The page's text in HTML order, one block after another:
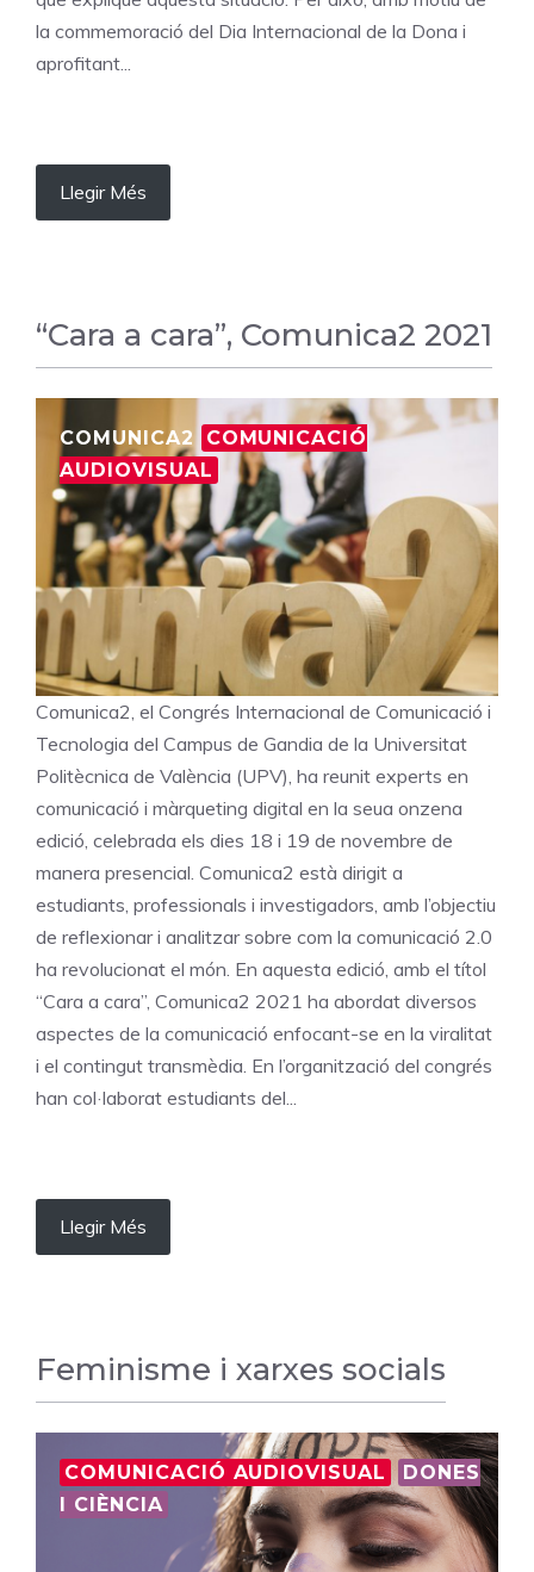
la commemoració del Dia Internacional de la Dona i
aprofitant...
Llegir Més
“Cara a cara”, Comunica2 2021
COMUNICA2
COMUNICACIÓ
AUDIOVISUAL
Comunica2, el Congrés Internacional de Comunicació i
Tecnologia del Campus de Gandia de la Universitat
Politècnica de València (UPV), ha reunit experts en
comunicació i màrqueting digital en la seua onzena
edició, celebrada els dies 18 i 19 de novembre de
manera presencial. Comunica2 està dirigit a
estudiants, professionals i investigadors, amb l’objectiu
de reflexionar i analitzar sobre com la comunicació 2.0
ha revolucionat el món. En aquesta edició, amb el títol
“Cara a cara”, Comunica2 2021 ha abordat diversos
aspectes de la comunicació enfocant-se en la viralitat
i el contingut transmèdia. En l’organització del congrés
han col·laborat estudiants del...
Llegir Més
Feminisme i xarxes socials
COMUNICACIÓ AUDIOVISUAL
DONES
I CIÈNCIA